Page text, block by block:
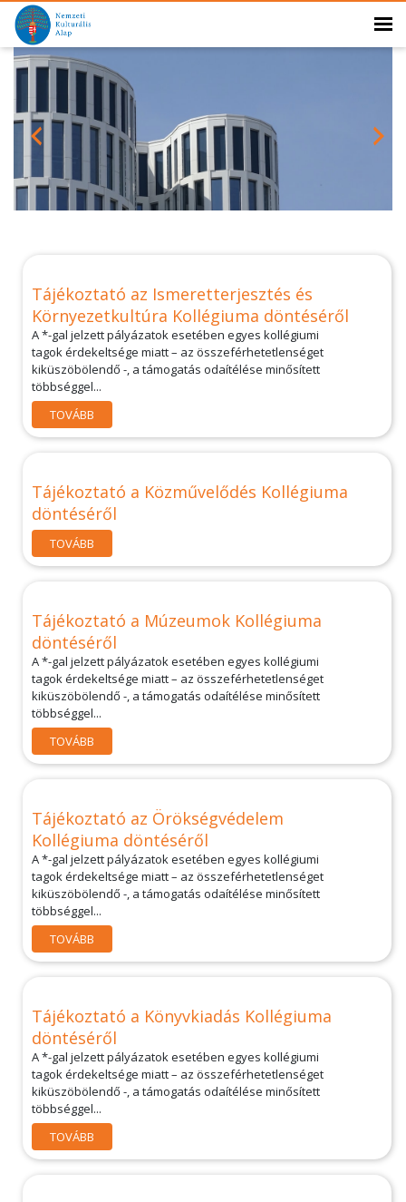
Tájékoztató az Ismeretterjesztés és
Környezetkultúra Kollégiuma döntéséről
A *-gal jelzett pályázatok esetében egyes kollégiumi
tagok érdekeltsége miatt – az összeférhetetlenséget
kiküszöbölendő -, a támogatás odaítélése minősített
többséggel...
TOVÁBB
Tájékoztató a Közművelődés Kollégiuma
döntéséről
TOVÁBB
Tájékoztató a Múzeumok Kollégiuma
döntéséről
A *-gal jelzett pályázatok esetében egyes kollégiumi
tagok érdekeltsége miatt – az összeférhetetlenséget
kiküszöbölendő -, a támogatás odaítélése minősített
többséggel...
TOVÁBB
Tájékoztató az Örökségvédelem
Kollégiuma döntéséről
A *-gal jelzett pályázatok esetében egyes kollégiumi
tagok érdekeltsége miatt – az összeférhetetlenséget
kiküszöbölendő -, a támogatás odaítélése minősített
többséggel...
TOVÁBB
Tájékoztató a Könyvkiadás Kollégiuma
döntéséről
A *-gal jelzett pályázatok esetében egyes kollégiumi
tagok érdekeltsége miatt – az összeférhetetlenséget
kiküszöbölendő -, a támogatás odaítélése minősített
többséggel...
TOVÁBB